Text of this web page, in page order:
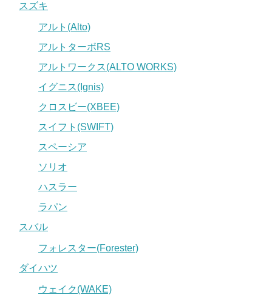
スズキ
アルト(Alto)
アルトターボRS
アルトワークス(ALTO WORKS)
イグニス(Ignis)
クロスビー(XBEE)
スイフト(SWIFT)
スペーシア
ソリオ
ハスラー
ラパン
スバル
フォレスター(Forester)
ダイハツ
ウェイク(WAKE)